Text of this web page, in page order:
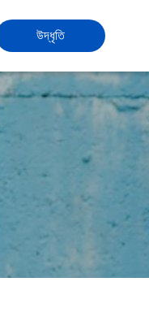
উদ্ধৃতি